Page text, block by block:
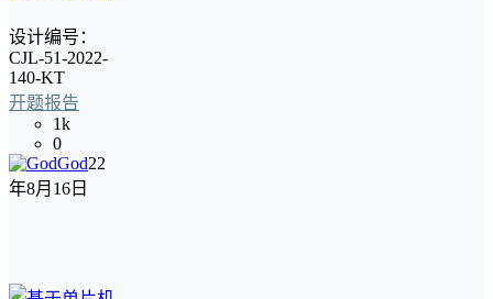
设计编号：
CJL-51-2022-
140-KT
开题报告
1k
0
God22
年8月16日